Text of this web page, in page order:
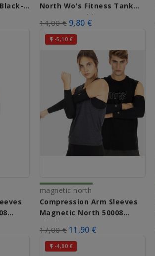
North Wo's Fitness Tank
Top 22032 White
14,00 € 9,80 €
 -5,10 €
magnetic north
Compression Arm Sleeves
Magnetic North 50008
Black
17,00 € 11,90 €
 -4,80 €